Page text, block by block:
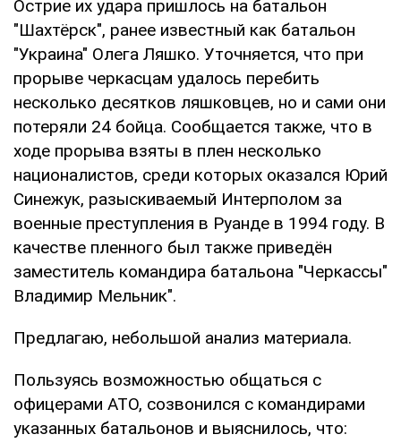
Острие их удара пришлось на батальон
"Шахтёрск", ранее известный как батальон
"Украина" Олега Ляшко. Уточняется, что при
прорыве черкасцам удалось перебить
несколько десятков ляшковцев, но и сами они
потеряли 24 бойца. Сообщается также, что в
ходе прорыва взяты в плен несколько
националистов, среди которых оказался Юрий
Синежук, разыскиваемый Интерполом за
военные преступления в Руанде в 1994 году. В
качестве пленного был также приведён
заместитель командира батальона "Черкассы"
Владимир Мельник".
Предлагаю, небольшой анализ материала.
Пользуясь возможностью общаться с
офицерами АТО, созвонился с командирами
указанных батальонов и выяснилось, что: